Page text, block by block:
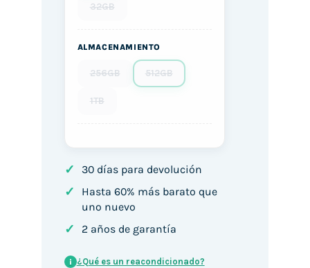
32GB
ALMACENAMIENTO
256GB 512GB
1TB
✓ 30 días para devolución
✓
Hasta 60% más barato que
uno nuevo
✓ 2 años de garantía
i ¿Qué es un reacondicionado?